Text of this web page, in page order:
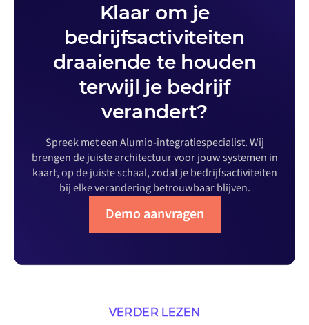
Klaar om je
bedrijfsactiviteiten
draaiende te houden
terwijl je bedrijf
verandert?
Spreek met een Alumio-integratiespecialist. Wij
brengen de juiste architectuur voor jouw systemen in
kaart, op de juiste schaal, zodat je bedrijfsactiviteiten
bij elke verandering betrouwbaar blijven.
Demo aanvragen
VERDER LEZEN